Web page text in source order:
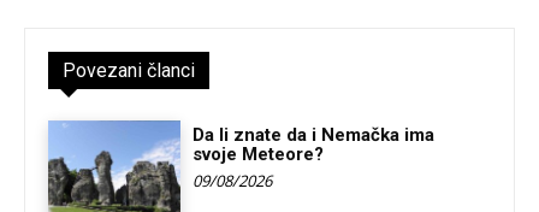
Povezani članci
Da li znate da i Nemačka ima
svoje Meteore?
09/08/2026